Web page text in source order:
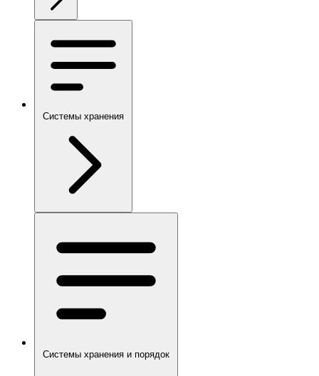
Системы хранения
Системы хранения и порядок